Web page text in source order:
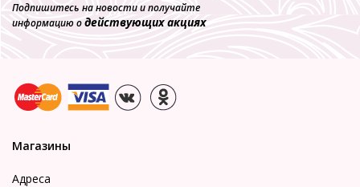
Подпишитесь на новости и получайте
информацию одействующих акциях
Магазины
Адреса